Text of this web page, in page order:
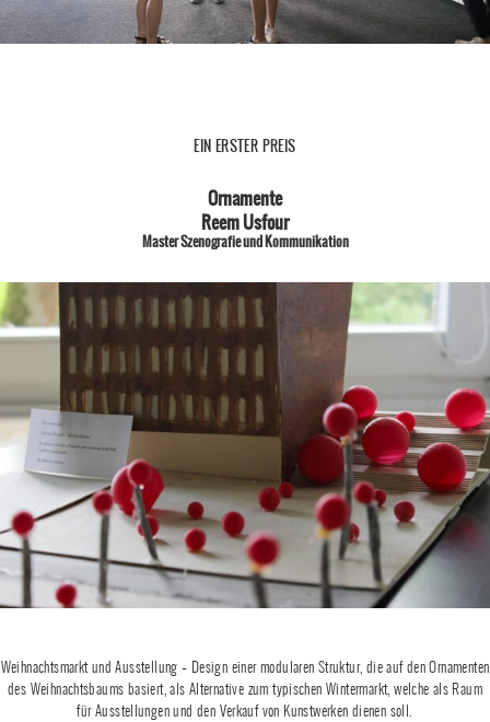
EIN ERSTER PREIS
Ornamente
Reem Usfour
Master Szenografie und Kommunikation
Weihnachtsmarkt und Ausstellung – Design einer modularen Struktur, die auf den Ornamenten
des Weihnachtsbaums basiert, als Alternative zum typischen Wintermarkt, welche als Raum
für Ausstellungen und den Verkauf von Kunstwerken dienen soll.